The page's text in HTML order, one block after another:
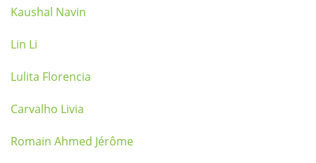
Kaushal Navin
Lin Li
Lulita Florencia
Carvalho Livia
Romain Ahmed Jérôme